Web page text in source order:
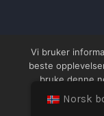
Norsk
Vi bruker
beste
bruke denne